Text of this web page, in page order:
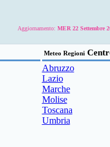
Aggiornamento: MER 22 Settembre
Meteo Regioni
Abruzzo
Lazio
Marche
Molise
Toscana
Umbria